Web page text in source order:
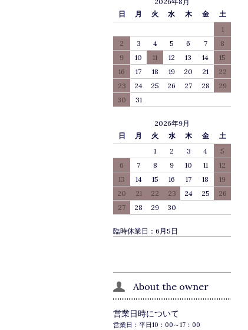
日
月 火 水 木 金
土
1
2
3 4 5 6 7
8
9
10 11 12 13 14
15
16
17 18 19 20 21
22
23
24 25 26 27 28
29
30
31
2026年9月
日
月 火 水 木 金
土
1
2 3 4
5
6
7 8 9 10 11
12
13
14 15 16 17 18
19
20
21 22 23 24 25
26
27
28 29 30
臨時休業日：6月5日
About the owner
営業日時について
営業日：平日10：00～17：00